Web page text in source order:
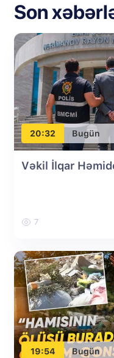
Son
20:32 Bugün
Vəkil İlqar
7
19:54 Bugün